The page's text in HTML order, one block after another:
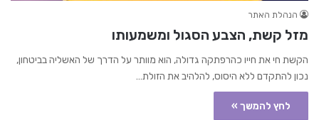
הנהלת האתר
מזל קשת, הצבע הסגול ומשמעותו
הקשת חי את חייו כהרפתקה גדולה, הוא מוותר על הדרך של האשליה בביטחון,
נכון להתקדם ללא היסוס, להלהיב את הזולת…
לחץ להמשך »